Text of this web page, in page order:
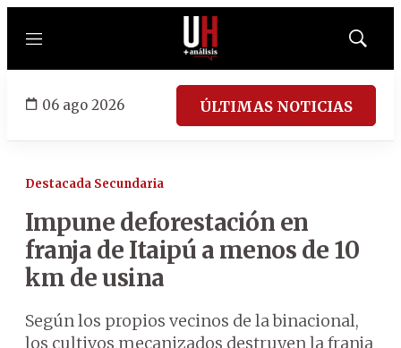
Menú
Mostrar
06 ago 2026 ÚLTIMAS NOTICIAS
Destacada Secundaria
Impune deforestación en
franja de Itaipú a menos de 10
km de usina
Según los propios vecinos de la binacional,
los cultivos mecanizados destruyen la franja